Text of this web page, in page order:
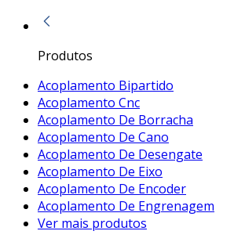
Produtos
Acoplamento Bipartido
Acoplamento Cnc
Acoplamento De Borracha
Acoplamento De Cano
Acoplamento De Desengate
Acoplamento De Eixo
Acoplamento De Encoder
Acoplamento De Engrenagem
Ver mais produtos